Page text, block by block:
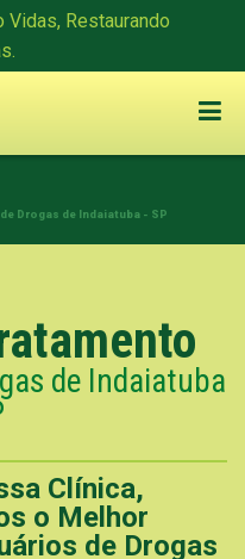
Vidas, Restaurando
Drogas de Indaiatuba - SP
de Indaiatuba
Clínica,
o Melhor
de Drogas